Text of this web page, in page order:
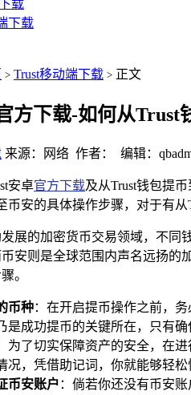
载
下载
> Trust移动端下载 > 正文
方下载-如何从Trust
来源：网络 作者： 编辑：
安卓官方下载及从Trust钱包提
币安的具体操作步骤，对于有
展的加密货币交易领域，不同
安则是全球范围内声名远扬的
。
币种：在开启提币操作之前，
是成功提币的关键所在，只有
为了切实保障资产的安全，在
况，凭借助记词，你就能够轻
币安账户 ：倘若你还没有币安